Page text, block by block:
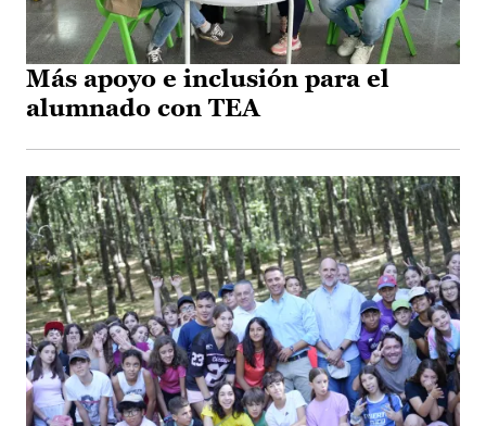
Más apoyo e inclusión para el
alumnado con TEA